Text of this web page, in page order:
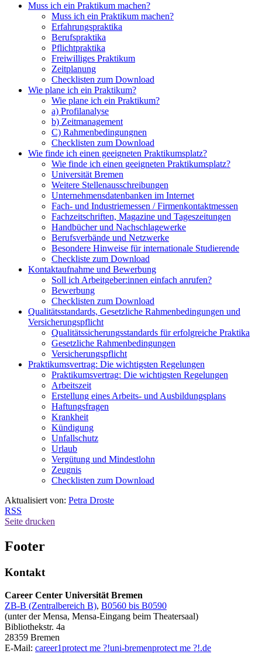
Muss ich ein Praktikum machen?
Muss ich ein Praktikum machen?
Erfahrungspraktika
Berufspraktika
Pflichtpraktika
Freiwilliges Praktikum
Zeitplanung
Checklisten zum Download
Wie plane ich ein Praktikum?
Wie plane ich ein Praktikum?
a) Profilanalyse
b) Zeitmanagement
C) Rahmenbedingungnen
Checklisten zum Download
Wie finde ich einen geeigneten Praktikumsplatz?
Wie finde ich einen geeigneten Praktikumsplatz?
Universität Bremen
Weitere Stellenausschreibungen
Unternehmensdatenbanken im Internet
Fach- und Industriemessen / Firmenkontaktmessen
Fachzeitschriften, Magazine und Tageszeitungen
Handbücher und Nachschlagewerke
Berufsverbände und Netzwerke
Besondere Hinweise für internationale Studierende
Checkliste zum Download
Kontaktaufnahme und Bewerbung
Soll ich Arbeitgeber:innen einfach anrufen?
Bewerbung
Checklisten zum Download
Qualitätsstandards, Gesetzliche Rahmenbedingungen und
Versicherungspflicht
Qualitätssicherungsstandards für erfolgreiche Praktika
Gesetzliche Rahmenbedingungen
Versicherungspflicht
Praktikumsvertrag: Die wichtigsten Regelungen
Praktikumsvertrag: Die wichtigsten Regelungen
Arbeitszeit
Erstellung eines Arbeits- und Ausbildungsplans
Haftungsfragen
Krankheit
Kündigung
Unfallschutz
Urlaub
Vergütung und Mindestlohn
Zeugnis
Checklisten zum Download
Aktualisiert von: Petra Droste
RSS
Seite drucken
Footer
Kontakt
Career Center Universität Bremen
ZB-B (Zentralbereich B), B0560 bis B0590
(unter der Mensa, Mensa-Eingang beim Theatersaal)
Bibliothekstr. 4a
28359 Bremen
E-Mail: career1protect me ?!uni-bremenprotect me ?!.de